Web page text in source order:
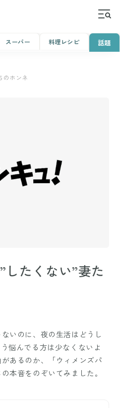
スーパー 料理レシピ 話題
のホンネ
たくない”妻た
いのに、夜の生活はどうし
悩んでる方は少なくないよ
あるのか、「ウィメンズパ
本音をのぞいてみました。